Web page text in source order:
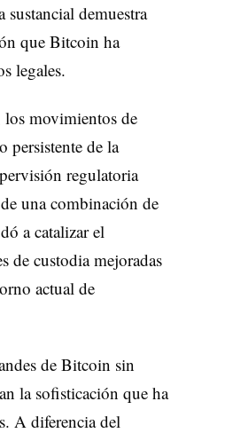
demuestra
que Bitcoin ha
legales.
los movimientos de
persistente de la
regulatoria
una combinación de
a catalizar el
de custodia mejoradas
actual de
de Bitcoin sin
la sofisticación que ha
A diferencia del